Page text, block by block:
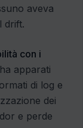
aveva
drift.
con i
apparati
di log e
dei
e perde